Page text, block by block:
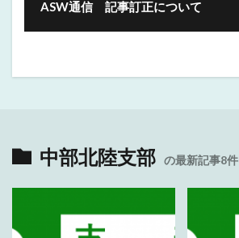
ASW通信 記事訂正について
中部北陸支部 の最新記事8件